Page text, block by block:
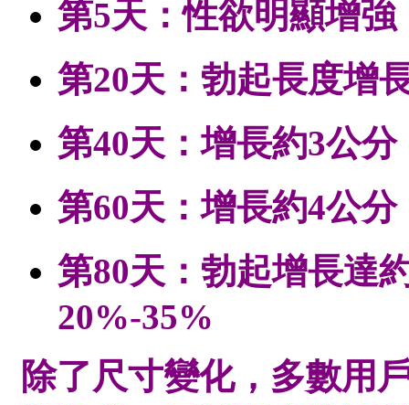
第5天：性欲明顯增
第20天：勃起長度增
第40天：增長約3公
第60天：增長約4公
第80天：勃起增長達
20%-35%
除了尺寸變化，多數用